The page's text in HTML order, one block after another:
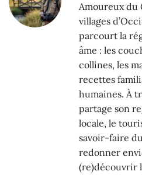
Amoureux du
villages
parcourt la
âme : les
collines, les
recettes
humaines. À
partage son
locale, le
savoir-faire
redonner
(re)découvrir